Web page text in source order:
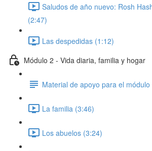
Saludos de año nuevo: Rosh
(2:47)
Las despedidas (1:12)
Módulo 2 - Vida diaria, familia y hogar
Material de apoyo para el módulo
La familia (3:46)
Los abuelos (3:24)